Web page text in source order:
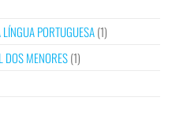
PORTUGUESA(1)
DOS MENORES(1)